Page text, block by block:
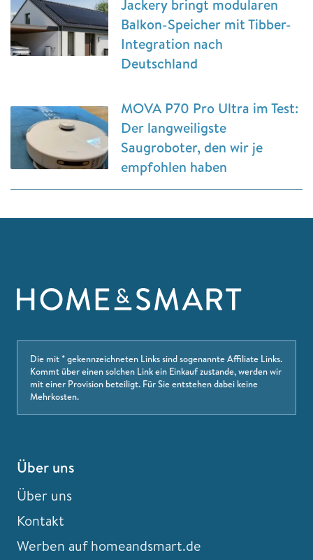
Jackery bringt modularen
Balkon-Speicher mit Tibber-
Integration nach
Deutschland
MOVA P70 Pro Ultra im Test:
Der langweiligste
Saugroboter, den wir je
empfohlen haben
Die mit * gekennzeichneten Links sind sogenannte Affiliate Links.
Kommt über einen solchen Link ein Einkauf zustande, werden wir
mit einer Provision beteiligt. Für Sie entstehen dabei keine
Mehrkosten.
Über uns
Über uns
Kontakt
Werben auf homeandsmart.de